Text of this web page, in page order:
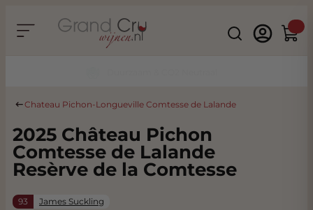
Search
Chateau Pichon-Longueville Comtesse de Lalande
2025 Château Pichon
Comtesse de Lalande
Resèrve de la Comtesse
93 James Suckling